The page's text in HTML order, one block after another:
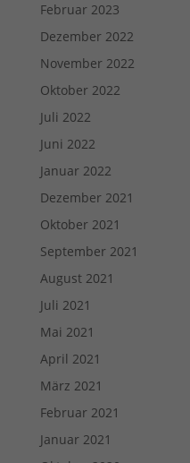
Februar 2023
Dezember 2022
November 2022
Oktober 2022
Juli 2022
Juni 2022
Januar 2022
Dezember 2021
Oktober 2021
September 2021
August 2021
Juli 2021
Mai 2021
April 2021
März 2021
Februar 2021
Januar 2021